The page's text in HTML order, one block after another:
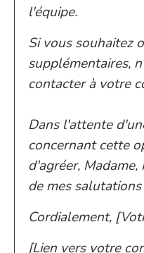
l'équipe.
Si vous souhaitez
supplémentaires,
contacter à votre
Dans l'attente
concernant cette
d'agréer,
de mes
Cordialement,
[Lien vers votre